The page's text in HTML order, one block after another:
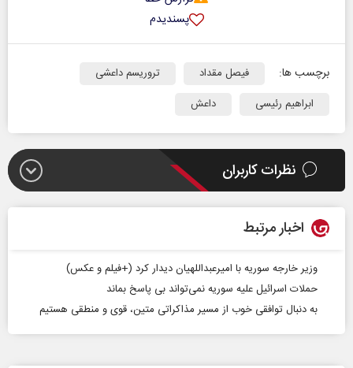
پسندیدم
برچسب ها: فیصل مقداد
تروریسم داعشی
ابراهیم رئیسی
داعش
نظرات کاربران
اخبار مرتبط
وزیر خارجه سوریه با امیرعبداللهیان دیدار کرد (+فیلم و عکس)
حملات اسرائیل علیه سوریه نمی‌تواند بی پاسخ بماند
به دنبال توافقی خوب از مسیر مذاکراتی متین، قوی و منطقی هستیم